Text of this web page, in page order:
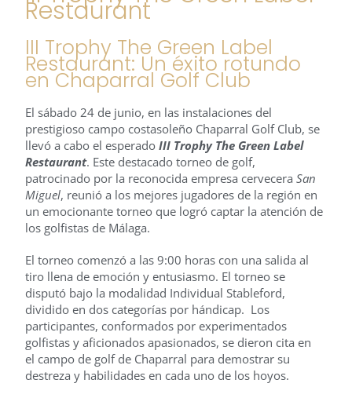
Restaurant
III Trophy The Green Label
Restaurant: Un éxito rotundo
en Chaparral Golf Club
El sábado 24 de junio, en las instalaciones del
prestigioso campo costasoleño Chaparral Golf Club, se
llevó a cabo el esperado III Trophy The Green Label
Restaurant. Este destacado torneo de golf,
patrocinado por la reconocida empresa cervecera San
Miguel, reunió a los mejores jugadores de la región en
un emocionante torneo que logró captar la atención de
los golfistas de Málaga.
El torneo comenzó a las 9:00 horas con una salida al
tiro llena de emoción y entusiasmo. El torneo se
disputó bajo la modalidad Individual Stableford,
dividido en dos categorías por hándicap. Los
participantes, conformados por experimentados
golfistas y aficionados apasionados, se dieron cita en
el campo de golf de Chaparral para demostrar su
destreza y habilidades en cada uno de los hoyos.